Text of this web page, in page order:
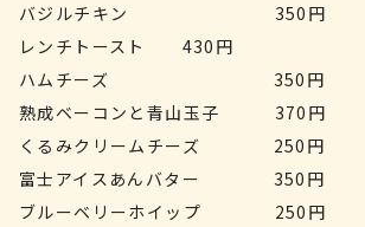
バジルチキン 350円
レンチトースト 430円
ハムチーズ 350円
熟成ベーコンと青山玉子 370円
くるみクリームチーズ 250円
富士アイスあんバター 350円
ブルーベリーホイップ 250円